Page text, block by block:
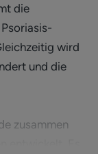
die
wird
und die
zusammen